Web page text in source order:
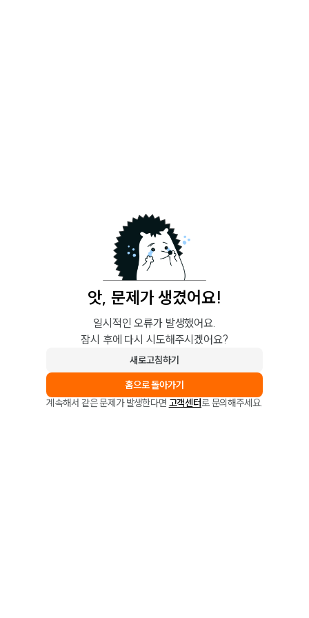
앗, 문제가 생겼어요!
일시적인 오류가 발생했어요.
잠시 후에 다시 시도해주시겠어요?
새로고침하기
홈으로 돌아가기
계속해서 같은 문제가 발생한다면 고객센터로 문의해주세요.